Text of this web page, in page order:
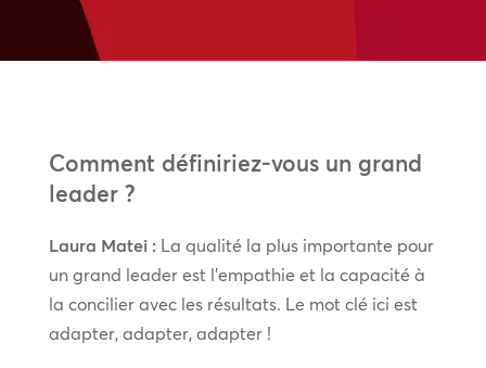
Comment définiriez-vous un grand
leader ?
Laura Matei :La qualité la plus importante pour
un grand leader est l’empathie et la capacité à
la concilier avec les résultats. Le mot clé ici est
adapter, adapter, adapter !